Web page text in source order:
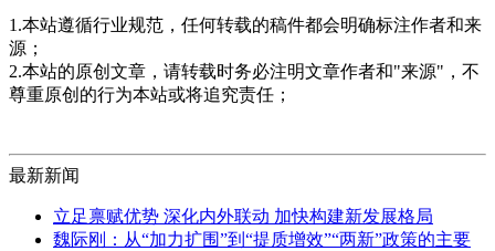
1.本站遵循行业规范，任何转载的稿件都会明确标注作者和来
源；
2.本站的原创文章，请转载时务必注明文章作者和"来源"，不
尊重原创的行为本站或将追究责任；
最新新闻
立足禀赋优势 深化内外联动 加快构建新发展格局
魏际刚：从“加力扩围”到“提质增效”“两新”政策的主要